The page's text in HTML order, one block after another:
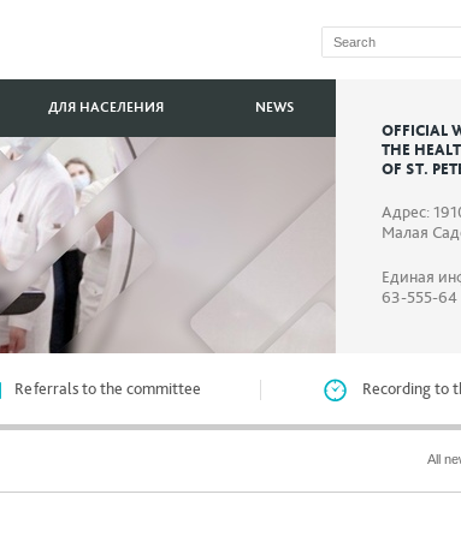
OFFICIAL
THE
OF ST.
Адрес:
Малая
Единая
63-555-64
ДЛЯ НАСЕЛЕНИЯ NEWS
Referrals to the committee Recording to
All